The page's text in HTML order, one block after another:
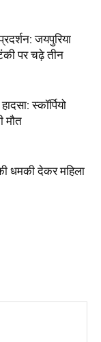
जयपुरिया
पर चढ़े तीन
स्कॉर्पियो
मौत
धमकी देकर महिला